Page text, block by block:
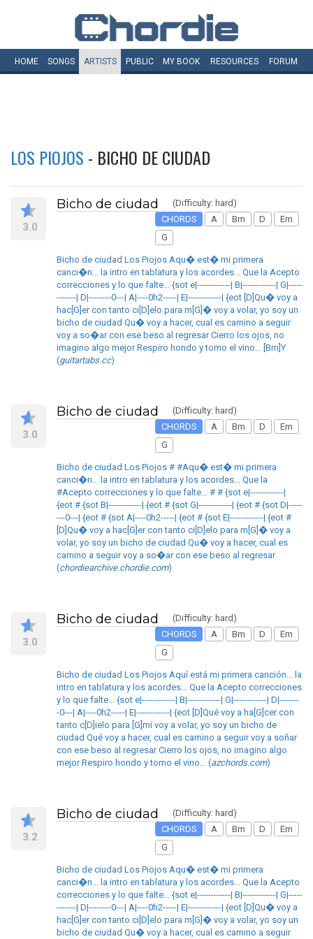
HOME SONGS ARTISTS PUBLIC MY BOOK RESOURCES FORUM
LOS PIOJOS - BICHO DE CIUDAD
3.0
Bicho de ciudad
(Difficulty: hard)
CHORDS
A Bm D
Em
G
Bicho de ciudad Los Piojos Aqu� est� mi primera
canci�n... la intro en tablatura y los acordes... Que la Acepto
correcciones y lo que falte... {sot e|------------| B|------------| G|-----
-------| D|--------0---| A|----0h2-----| E|------------| {eot [D]Qu� voy a
hac[G]er con tanto ci[D]elo para m[G]� voy a volar, yo soy un
bicho de ciudad Qu� voy a hacer, cual es camino a seguir
voy a so�ar con ese beso al regresar Cierro los ojos, no
imagino algo mejor Respiro hondo y tomo el vino... [Bm]Y
(guitartabs.cc)
3.0
Bicho de ciudad
(Difficulty: hard)
CHORDS
A Bm D
Em
G
Bicho de ciudad Los Piojos # #Aqu� est� mi primera
canci�n... la intro en tablatura y los acordes... Que la
#Acepto correcciones y lo que falte... # # {sot e|------------|
{eot # {sot B|------------| {eot # {sot G|------------| {eot # {sot D|-----
---0---| {eot # {sot A|----0h2-----| {eot # {sot E|------------| {eot #
[D]Qu� voy a hac[G]er con tanto ci[D]elo para m[G]� voy a
volar, yo soy un bicho de ciudad Qu� voy a hacer, cual es
camino a seguir voy a so�ar con ese beso al regresar
(chordiearchive.chordie.com)
3.0
Bicho de ciudad
(Difficulty: hard)
CHORDS
A Bm D
Em
G
Bicho de ciudad Los Piojos Aquí está mi primera canción... la
intro en tablatura y los acordes... Que la Acepto correcciones
y lo que falte... {sot e|------------| B|------------| G|------------| D|-------
-0---| A|----0h2-----| E|------------| {eot [D]Qué voy a ha[G]cer con
tanto c[D]ielo para [G]mí voy a volar, yo soy un bicho de
ciudad Qué voy a hacer, cual es camino a seguir voy a soñar
con ese beso al regresar Cierro los ojos, no imagino algo
mejor Respiro hondo y tomo el vino... (azchords.com)
3.2
Bicho de ciudad
(Difficulty: hard)
CHORDS
A Bm D
Em
G
Bicho de ciudad Los Piojos Aqu� est� mi primera
canci�n... la intro en tablatura y los acordes... Que la Acepto
correcciones y lo que falte... {sot e|------------| B|------------| G|-----
-------| D|--------0---| A|----0h2-----| E|------------| {eot [D]Qu� voy a
hac[G]er con tanto ci[D]elo para m[G]� voy a volar, yo soy un
bicho de ciudad Qu� voy a hacer, cual es camino a seguir